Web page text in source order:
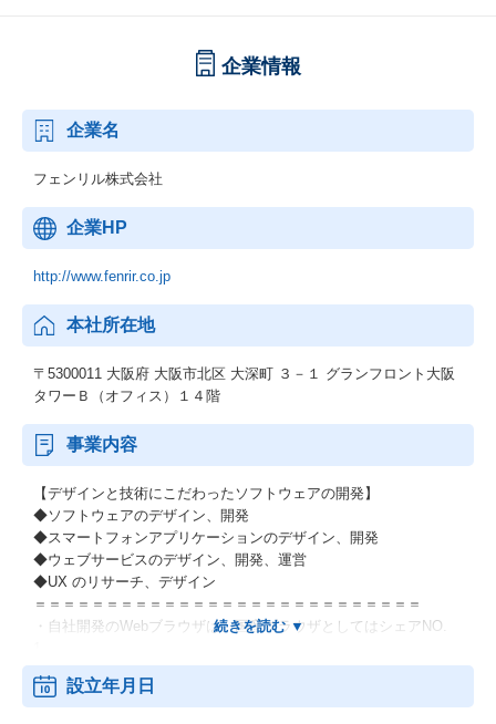
企業情報
企業名
フェンリル株式会社
企業HP
http://www.fenrir.co.jp
本社所在地
〒5300011 大阪府 大阪市北区 大深町 ３－１ グランフロント大阪
タワーＢ（オフィス）１４階
事業内容
【デザインと技術にこだわったソフトウェアの開発】
◆ソフトウェアのデザイン、開発
◆スマートフォンアプリケーションのデザイン、開発
◆ウェブサービスのデザイン、開発、運営
◆UX のリサーチ、デザイン
＝＝＝＝＝＝＝＝＝＝＝＝＝＝＝＝＝＝＝＝＝＝＝＝＝＝＝
・自社開発のWebブラウザは、国産ブラウザとしてはシェアNO.
・現在はiPhone、Android含めたスマートフォンアプリ開発が大き
く躍進しています。
設立年月日